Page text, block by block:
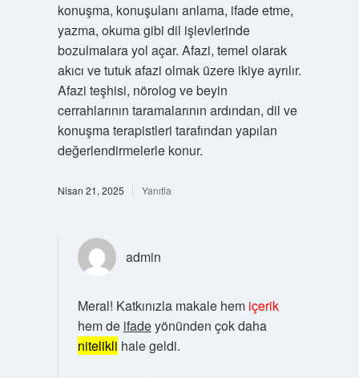
konuşma, konuşulanı anlama, ifade etme,
yazma, okuma gibi dil işlevlerinde
bozulmalara yol açar. Afazi, temel olarak
akıcı ve tutuk afazi olmak üzere ikiye ayrılır.
Afazi teşhisi, nörolog ve beyin
cerrahlarının taramalarının ardından, dil ve
konuşma terapistleri tarafından yapılan
değerlendirmelerle konur.
Nisan 21, 2025 Yanıtla
admin
Meral! Katkınızla makale hem içerik
hem de ifadeyönünden çok daha
nitelikli hale geldi.